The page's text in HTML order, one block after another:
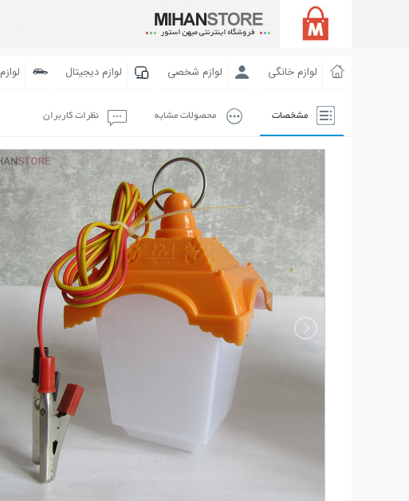
لوازم خانگی لوازم شخصی لوازم دیجیتال
مشخصات محصولات مشابه نظرات کاربران